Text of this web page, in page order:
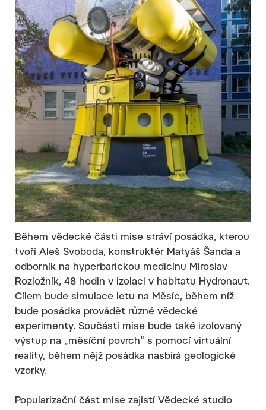
Během vědecké části mise stráví posádka, kterou
tvoří Aleš Svoboda, konstruktér Matyáš Šanda a
odborník na hyperbarickou medicínu Miroslav
Rozložník, 48 hodin v izolaci v habitatu Hydronaut.
Cílem bude simulace letu na Měsíc, během níž
bude posádka provádět různé vědecké
experimenty. Součástí mise bude také izolovaný
výstup na „měsíční povrch“ s pomocí virtuální
reality, během nějž posádka nasbírá geologické
vzorky.
Popularizační část mise zajistí Vědecké studio